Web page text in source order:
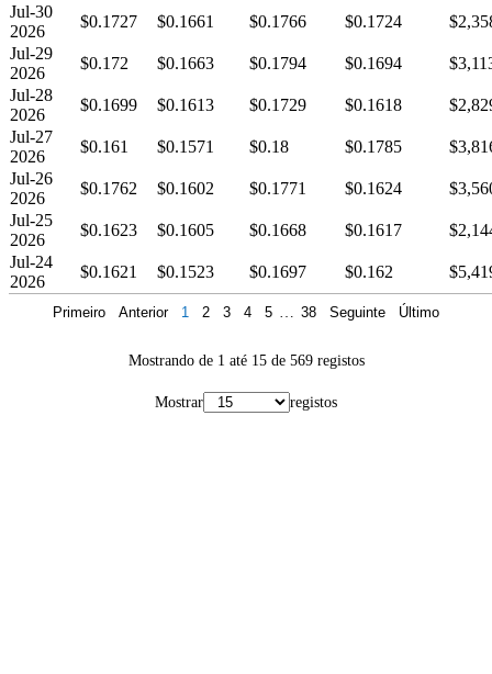
Jul-30
2026
$0.1727 $0.1661 $0.1766 $0.1724
Jul-29
2026
$0.172 $0.1663 $0.1794 $0.1694
Jul-28
2026
$0.1699 $0.1613 $0.1729 $0.1618
Jul-27
2026
$0.161 $0.1571 $0.18 $0.1785
Jul-26
2026
$0.1762 $0.1602 $0.1771 $0.1624
Jul-25
2026
$0.1623 $0.1605 $0.1668 $0.1617
Jul-24
2026
$0.1621 $0.1523 $0.1697 $0.162
Mostrando de 1 até 15 de 569 registos
Mostrar registos
Primeiro Anterior 1 2 3 4 5 38 Seguinte Último